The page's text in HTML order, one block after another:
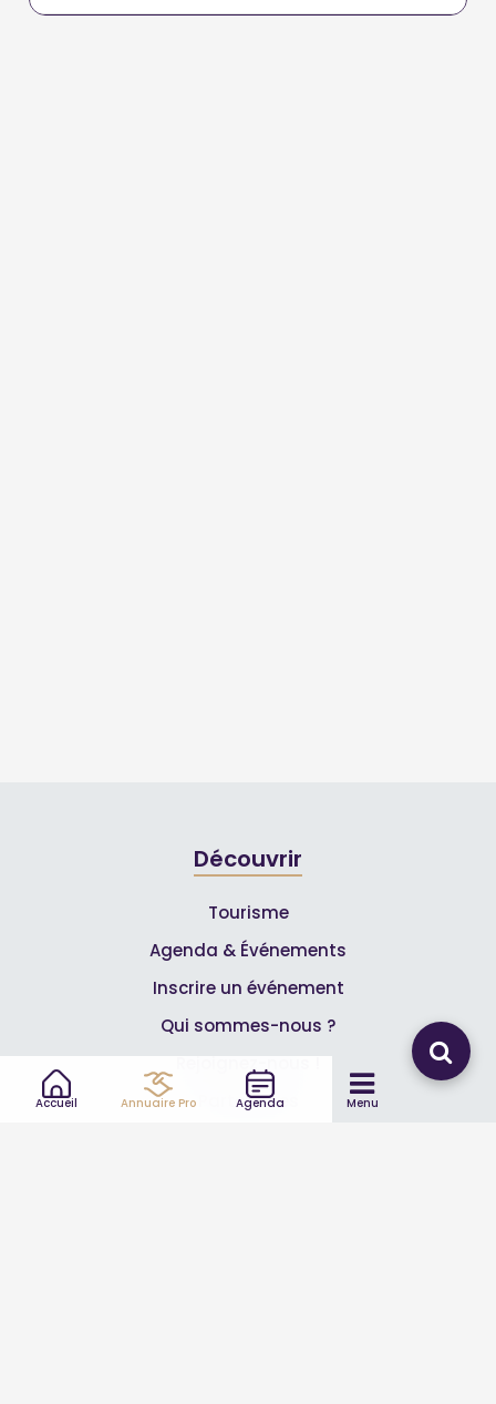
Accueil Annuaire Pro Agenda Menu
Découvrir
Tourisme
Agenda & Événements
Inscrire un événement
Qui sommes-nous ?
Rejoignez-nous !
Partenaires